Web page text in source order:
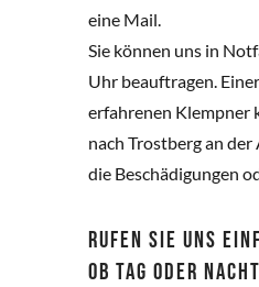
eine Mail.
Sie können uns in
Uhr beauftragen.
erfahrenen Klempner
nach Trostberg an
die Beschädigungen
RUFEN SIE UNS
OB TAG ODER NACHT